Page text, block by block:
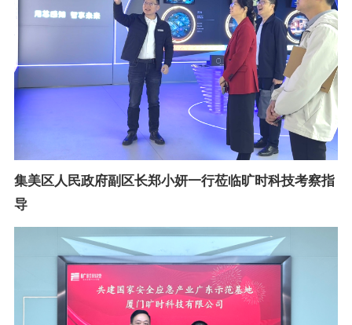
集美区人民政府副区长郑小妍一行莅临旷时科技考察指
导